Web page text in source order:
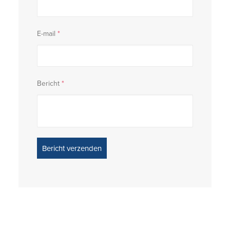
E-mail *
Bericht *
Bericht verzenden